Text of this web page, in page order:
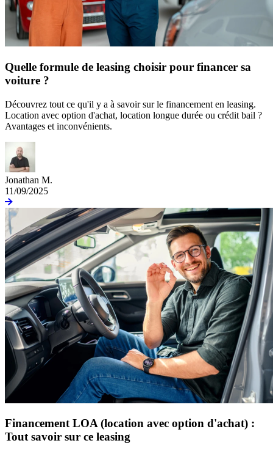
Quelle formule de leasing choisir pour financer sa
voiture ?
Découvrez tout ce qu'il y a à savoir sur le financement en leasing.
Location avec option d'achat, location longue durée ou crédit bail ?
Avantages et inconvénients.
Jonathan M.
11/09/2025
Financement LOA (location avec option d'achat) :
Tout savoir sur ce leasing